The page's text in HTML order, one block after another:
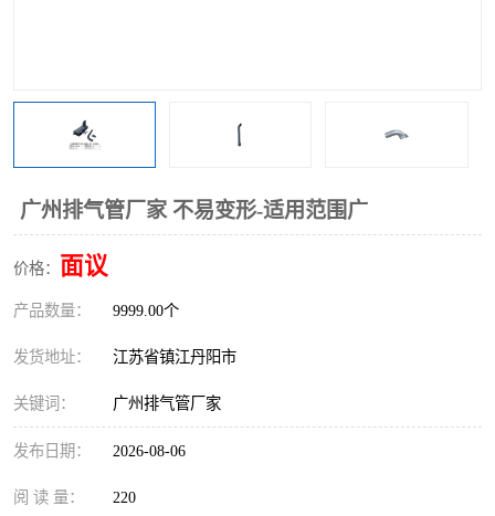
广州排气管厂家 不易变形-适用范围广
价格： 面议
产品数量： 9999.00个
发货地址： 江苏省镇江丹阳市
关键词： 广州排气管厂家
发布日期： 2026-08-06
阅 读 量： 220